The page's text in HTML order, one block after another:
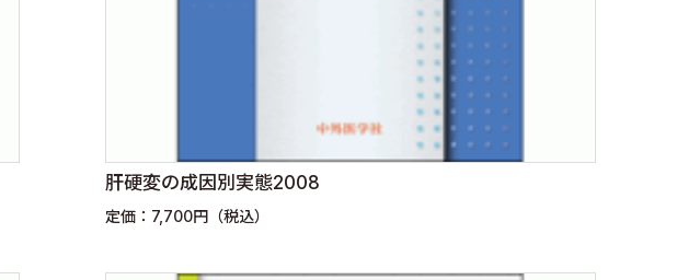
肝硬変の成因別実態2008
定価：7,700円（税込）